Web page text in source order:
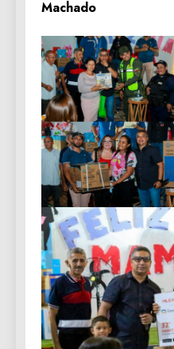
Machado